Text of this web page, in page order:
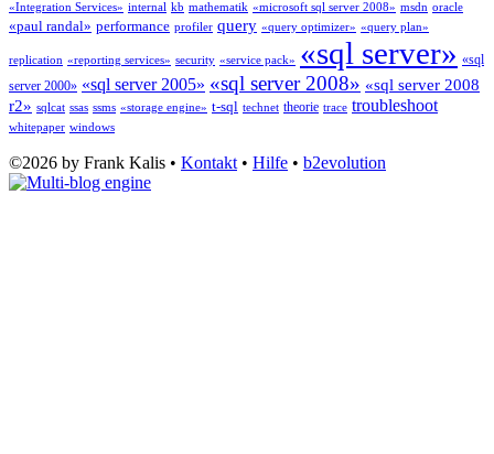
«Integration Services» internal kb mathematik «microsoft sql server 2008» msdn oracle
«paul randal» performance profiler query «query optimizer» «query plan»
replication «reporting services» security «service pack» «sql server» «sql
server 2000» «sql server 2005» «sql server 2008» «sql server 2008
r2» sqlcat ssas ssms «storage engine» t-sql technet theorie trace troubleshoot
whitepaper windows
©2026 by Frank Kalis • Kontakt • Hilfe • b2evolution